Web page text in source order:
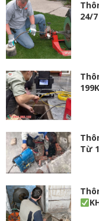
24/
Từ